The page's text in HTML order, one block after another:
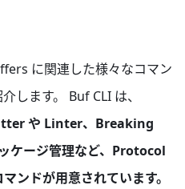
に関連した様々なコマン
します。 Buf CLI は、
や Linter、Breaking
ケージ管理など、Protocol
ンドが用意されています。